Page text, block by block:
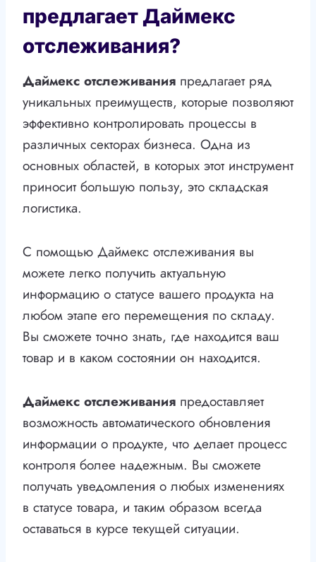
предлагает Даймекс
отслеживания?
Даймекс отслеживания предлагает ряд
уникальных преимуществ, которые позволяют
эффективно контролировать процессы в
различных секторах бизнеса. Одна из
основных областей, в которых этот инструмент
приносит большую пользу, это складская
логистика.
С помощью Даймекс отслеживания вы
можете легко получить актуальную
информацию о статусе вашего продукта на
любом этапе его перемещения по складу.
Вы сможете точно знать, где находится ваш
товар и в каком состоянии он находится.
Даймекс отслеживания предоставляет
возможность автоматического обновления
информации о продукте, что делает процесс
контроля более надежным. Вы сможете
получать уведомления о любых изменениях
в статусе товара, и таким образом всегда
оставаться в курсе текущей ситуации.